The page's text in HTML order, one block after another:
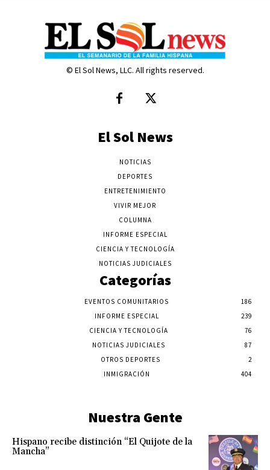
© El Sol News, LLC. All rights reserved.
El Sol News
NOTICIAS
DEPORTES
ENTRETENIMIENTO
VIVIR MEJOR
COLUMNA
INFORME ESPECIAL
CIENCIA Y TECNOLOGÍA
NOTICIAS JUDICIALES
Categorías
EVENTOS COMUNITARIOS
186
INFORME ESPECIAL
239
CIENCIA Y TECNOLOGÍA
76
NOTICIAS JUDICIALES
87
OTROS DEPORTES
2
INMIGRACIÓN
404
Nuestra Gente
Hispano recibe distinción “El Quijote de la
Mancha”